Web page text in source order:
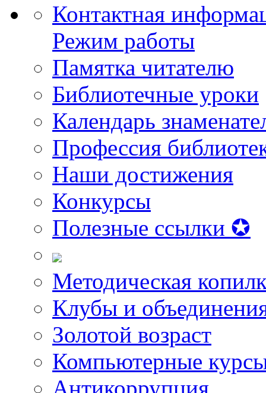
Контактная
Режим работы
Памятка читателю
Библиотечные уроки
Календарь
Профессия
Наши достижения
Конкурсы
Полезные ссылки ✪
Методическая
Клубы и
Золотой возраст
Компьютерные